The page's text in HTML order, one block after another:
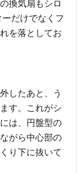
換気扇もシロ
だけでなくフ
を落としてお
したあと、う
す。これがシ
は、円盤型の
がら中心部の
り下に抜いて